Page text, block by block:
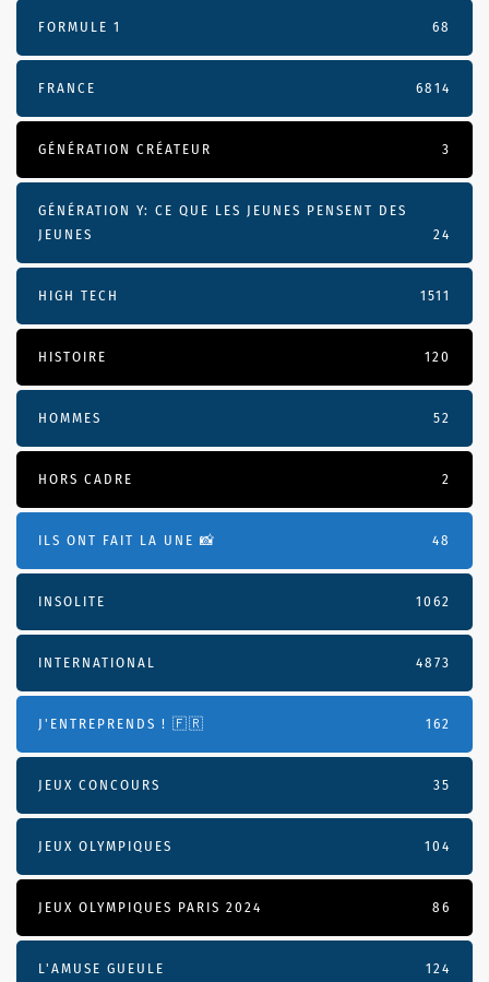
FORMULE 1 68
FRANCE 6814
GÉNÉRATION CRÉATEUR 3
GÉNÉRATION Y: CE QUE LES JEUNES PENSENT DES
JEUNES
24
HIGH TECH 1511
HISTOIRE 120
HOMMES 52
HORS CADRE 2
ILS ONT FAIT LA UNE 📸 48
INSOLITE 1062
INTERNATIONAL 4873
J'ENTREPRENDS ! 🇫🇷 162
JEUX CONCOURS 35
JEUX OLYMPIQUES 104
JEUX OLYMPIQUES PARIS 2024 86
L'AMUSE GUEULE 124